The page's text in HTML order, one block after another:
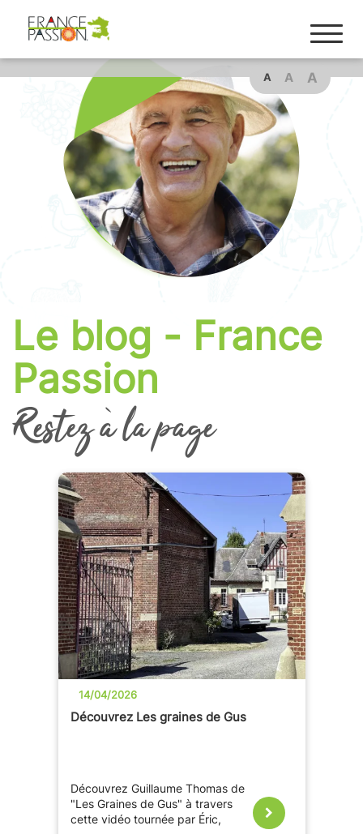
A A A
Le blog - France
Passion
Restez à la page
14/04/2026
Découvrez Les graines de Gus
Découvrez Guillaume Thomas de
"Les Graines de Gus" à travers
cette vidéo tournée par Éric,